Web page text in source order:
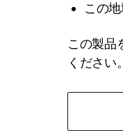
この
この製品
ください。